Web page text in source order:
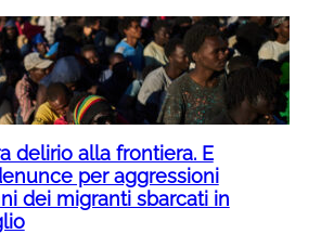
delirio alla frontiera. E
per aggressioni
dei migranti sbarcati in